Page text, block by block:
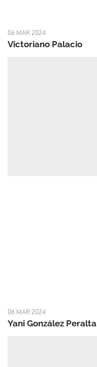
06 MAR 2024
Victoriano Palacio
06 MAR 2024
Yani González Peralta